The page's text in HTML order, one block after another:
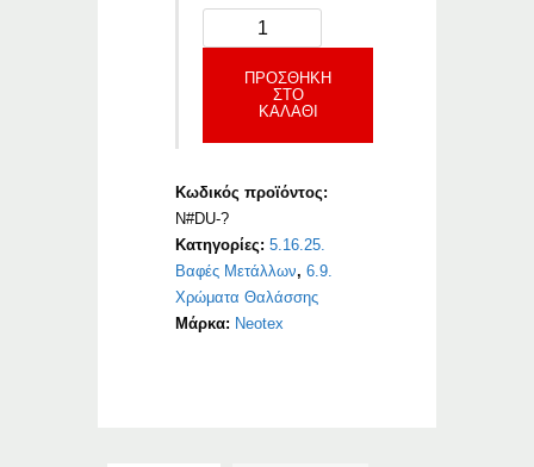
ΠΡΟΣΘΉΚΗ
ΣΤΟ
ΚΑΛΆΘΙ
Κωδικός προϊόντος:
N#DU-?
Κατηγορίες:5.16.25.
Βαφές Μετάλλων,6.9.
Χρώματα Θαλάσσης
Μάρκα: Neotex